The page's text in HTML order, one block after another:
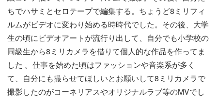
ちでハサミとセロテープで編集する。ちょうど8ミリフィ
ルムがビデオに変わり始める時時代でした。その後、大学
生の頃にビデオアートが流行り出して、自分でも小学校の
同級生から8ミリカメラを借りて個人的な作品を作ってま
した 。仕事を始めた頃はファッションや音楽系が多く
て、自分にも撮らせてほしいとお願いして8ミリカメラで
撮影したのがコーネリアスやオリジナルラブ等のMVでし